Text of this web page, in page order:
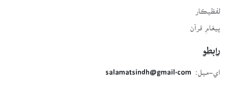
لفظيڪار
پيغامِ قرآن
رابطو
اي-ميل:
salamatsindh@gmail.com